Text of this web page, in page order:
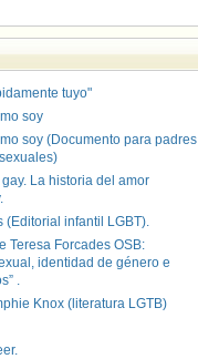
tuyo"
soy
soy (Documento para padres
La historia del amor
(Editorial infantil LGBT).
Teresa Forcades OSB:
identidad de género e
.
Knox (literatura LGTB)